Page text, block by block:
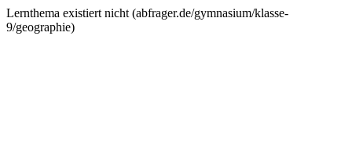
Lernthema existiert nicht (abfrager.de/gymnasium/klasse-
9/geographie)